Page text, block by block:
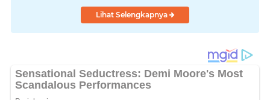
Lihat Selengkapnya